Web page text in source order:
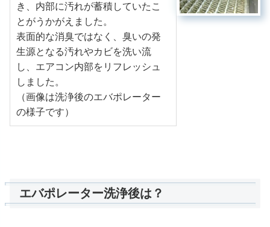
き、内部に汚れが蓄積していたこ
とがうかがえました。
表面的な消臭ではなく、臭いの発
生源となる汚れやカビを洗い流
し、エアコン内部をリフレッシュ
しました。
（画像は洗浄後のエバポレーター
の様子です）
エバポレーター洗浄後は？